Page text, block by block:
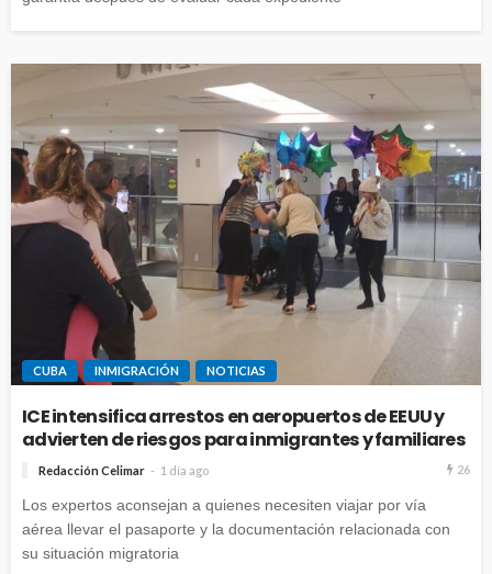
CUBA INMIGRACIÓN NOTICIAS
ICE intensifica arrestos en aeropuertos de EEUU y
advierten de riesgos para inmigrantes y familiares
Redacción Celimar 1 día ago 26
Los expertos aconsejan a quienes necesiten viajar por vía
aérea llevar el pasaporte y la documentación relacionada con
su situación migratoria